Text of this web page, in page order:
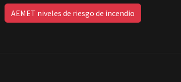
AEMET niveles de riesgo de incendio